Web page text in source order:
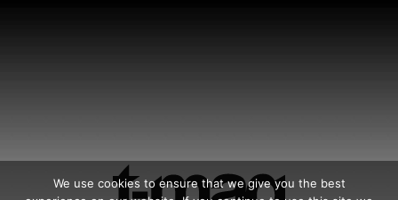
We use cookies to ensure that we give you the best